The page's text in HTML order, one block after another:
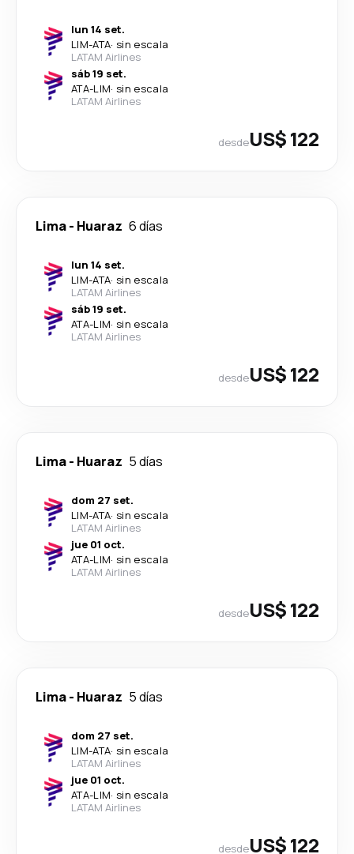
lun 14 set.
LIM-ATA· sin escala
LATAM Airlines
sáb 19 set.
ATA-LIM· sin escala
LATAM Airlines
desdeUS$ 122
Lima- Huaraz 6 días
lun 14 set.
LIM-ATA· sin escala
LATAM Airlines
sáb 19 set.
ATA-LIM· sin escala
LATAM Airlines
desdeUS$ 122
Lima- Huaraz 5 días
dom 27 set.
LIM-ATA· sin escala
LATAM Airlines
jue 01 oct.
ATA-LIM· sin escala
LATAM Airlines
desdeUS$ 122
Lima- Huaraz 5 días
dom 27 set.
LIM-ATA· sin escala
LATAM Airlines
jue 01 oct.
ATA-LIM· sin escala
LATAM Airlines
desdeUS$ 122